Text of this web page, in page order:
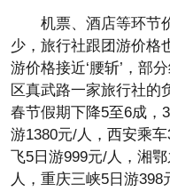
机票、酒店等环节
少，旅行社跟团游价格
游价格接近‘腰斩’，部
区真武路一家旅行社的
春节假期下降5至6成，
游1380元/人，西安乘
飞5日游999元/人，湘
人，重庆三峡5日游